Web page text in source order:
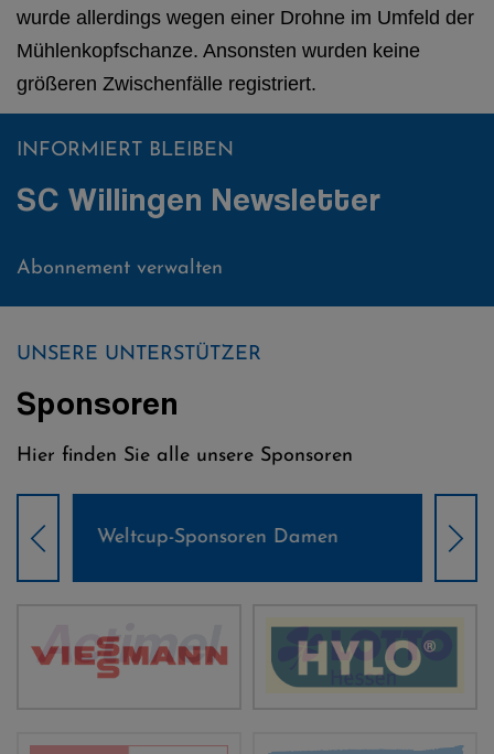
wurde allerdings wegen einer Drohne im Umfeld der
Mühlenkopfschanze. Ansonsten wurden keine
größeren Zwischenfälle registriert.
INFORMIERT BLEIBEN
SC Willingen Newsletter
Abonnement verwalten
UNSERE UNTERSTÜTZER
Sponsoren
Hier finden Sie alle unsere Sponsoren
Weltcup-Sponsoren Damen